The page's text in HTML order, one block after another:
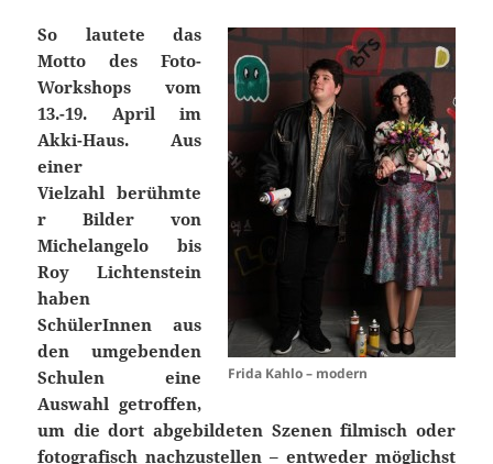
Frida Kahlo – modern
So lautete das
Motto des Foto-
Workshops vom
13.-19. April im
Akki-Haus. Aus
einer
Vielzahl berühmte
r Bilder von
Michelangelo bis
Roy Lichtenstein
haben
SchülerInnen aus
den umgebenden
Schulen eine
Auswahl getroffen,
um die dort abgebildeten Szenen filmisch oder
fotografisch nachzustellen – entweder möglichst